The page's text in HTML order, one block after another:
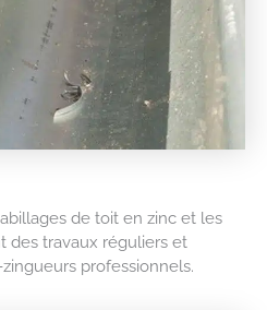
de toit en zinc et les
des travaux réguliers et
professionnels.